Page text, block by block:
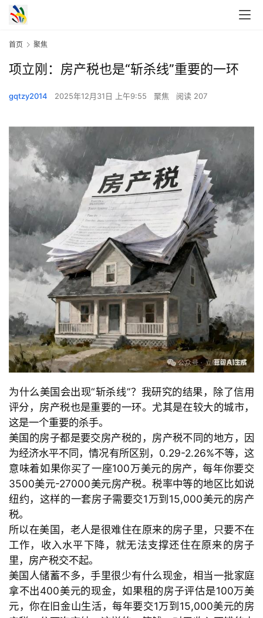
首页 聚焦
项立刚：房产税也是“斩杀线”重要的一环
gqtzy2014 2025年12月31日 上午9:55 聚焦 阅读 207
为什么美国会出现“斩杀线”？我研究的结果，除了信用
评分，房产税也是重要的一环。尤其是在较大的城市，
这是一个重要的杀手。
美国的房子都是要交房产税的，房产税不同的地方，因
为经济水平不同，情况有所区别， 0.29-2.26%不等，这
意味着如果你买了一座100万美元的房产，每年你要交
3500美元-27000美元房产税。税率中等的地区比如说
纽约，这样的一套房子需要交1万到 15,000美元的房产
税。
所以在美国，老人是很难住在原来的房子里，只要不在
工作，收入水平下降，就无法支撑还住在原来的房子
里，房产税交不起。
美国人储蓄不多，手里很少有什么现金，相当一批家庭
拿不出400美元的现金，如果租的房子评估是100万美
元，你在旧金山生活，每年要交1万到 15,000美元的房